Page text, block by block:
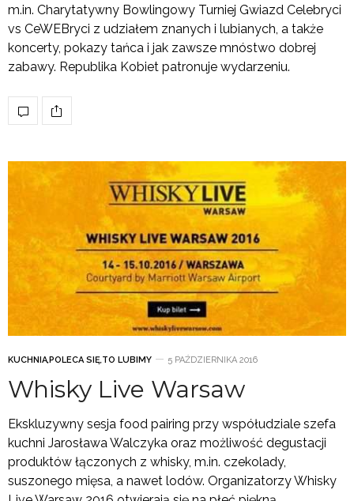
m.in. Charytatywny Bowlingowy Turniej Gwiazd Celebryci
vs CeWEBryci z udziałem znanych i lubianych, a także
koncerty, pokazy tańca i jak zawsze mnóstwo dobrej
zabawy. Republika Kobiet patronuje wydarzeniu.
KUCHNIA,POLECA SIĘ,TO LUBIMY 5 PAŹDZIERNIKA 2016
Whisky Live Warsaw
Ekskluzywny sesja food pairing przy współudziale szefa
kuchni Jarosława Walczyka oraz możliwość degustacji
produktów łączonych z whisky, m.in. czekolady,
suszonego mięsa, a nawet lodów. Organizatorzy Whisky